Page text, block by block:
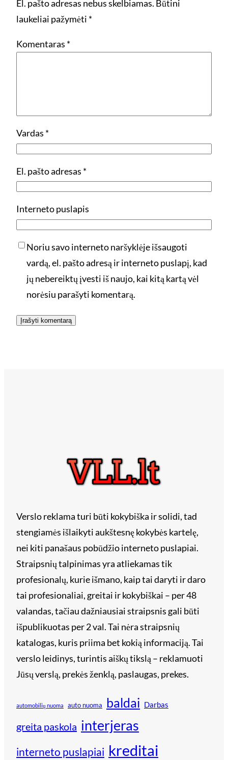
El. pašto adresas nebus skelbiamas. Būtini
laukeliai pažymėti *
Komentaras *
Vardas *
El. pašto adresas *
Interneto puslapis
Noriu savo interneto naršyklėje išsaugoti
vardą, el. pašto adresą ir interneto puslapį, kad
jų nebereiktų įvesti iš naujo, kai kitą kartą vėl
norėsiu parašyti komentarą.
Verslo reklama turi būti kokybiška ir solidi, tad
stengiamės išlaikyti aukštesnę kokybės kartelę,
nei kiti panašaus pobūdžio interneto puslapiai.
Straipsnių talpinimas yra atliekamas tik
profesionalų, kurie išmano, kaip tai daryti ir daro
tai profesionaliai, greitai ir kokybiškai – per 48
valandas, tačiau dažniausiai straipsnis gali būti
išpublikuotas per 2 val. Tai nėra straipsnių
katalogas, kuris priima bet kokią informaciją. Tai
verslo leidinys, turintis aiškų tikslą – reklamuoti
Jūsų verslą, prekės ženklą, paslaugas, prekes.
automobilių nuoma auto nuoma baldai Darbas
greita paskola interjeras
interneto puslapiai kreditai